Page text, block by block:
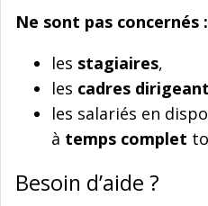
Ne sont pas concernés :
les stagiaires,
les cadres
les salariés en
à temps complet
Besoin d’aide ?